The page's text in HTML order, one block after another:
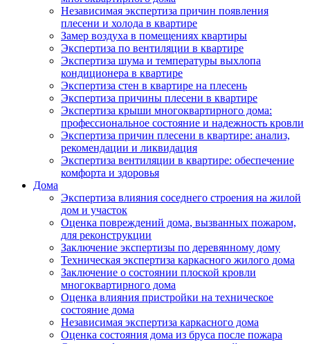
Независимая экспертиза причин появления
плесени и холода в квартире
Замер воздуха в помещениях квартиры
Экспертиза по вентиляции в квартире
Экспертиза шума и температуры выхлопа
кондиционера в квартире
Экспертиза стен в квартире на плесень
Экспертиза причины плесени в квартире
Экспертиза крыши многоквартирного дома:
профессиональное состояние и надежность кровли
Экспертиза причин плесени в квартире: анализ,
рекомендации и ликвидация
Экспертиза вентиляции в квартире: обеспечение
комфорта и здоровья
Дома
Экспертиза влияния соседнего строения на жилой
дом и участок
Оценка повреждений дома, вызванных пожаром,
для реконструкции
Заключение экспертизы по деревянному дому
Техническая экспертиза каркасного жилого дома
Заключение о состоянии плоской кровли
многоквартирного дома
Оценка влияния пристройки на техническое
состояние дома
Независимая экспертиза каркасного дома
Оценка состояния дома из бруса после пожара